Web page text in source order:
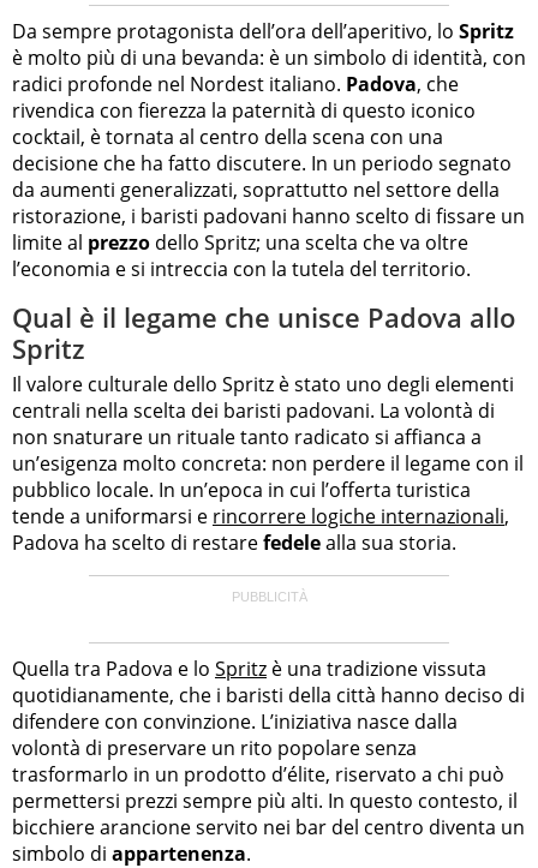
Da sempre protagonista dell’ora dell’aperitivo, lo Spritz
è molto più di una bevanda: è un simbolo di identità, con
radici profonde nel Nordest italiano. Padova, che
rivendica con fierezza la paternità di questo iconico
cocktail, è tornata al centro della scena con una
decisione che ha fatto discutere. In un periodo segnato
da aumenti generalizzati, soprattutto nel settore della
ristorazione, i baristi padovani hanno scelto di fissare un
limite al prezzo dello Spritz; una scelta che va oltre
l’economia e si intreccia con la tutela del territorio.
Qual è il legame che unisce Padova allo
Spritz
Il valore culturale dello Spritz è stato uno degli elementi
centrali nella scelta dei baristi padovani. La volontà di
non snaturare un rituale tanto radicato si affianca a
un’esigenza molto concreta: non perdere il legame con il
pubblico locale. In un’epoca in cui l’offerta turistica
tende a uniformarsi e rincorrere logiche internazionali,
Padova ha scelto di restarefedelealla sua storia.
Quella tra Padova e lo Spritz è una tradizione vissuta
quotidianamente, che i baristi della città hanno deciso di
difendere con convinzione. L’iniziativa nasce dalla
volontà di preservare un rito popolare senza
trasformarlo in un prodotto d’élite, riservato a chi può
permettersi prezzi sempre più alti. In questo contesto, il
bicchiere arancione servito nei bar del centro diventa un
simbolo di appartenenza.